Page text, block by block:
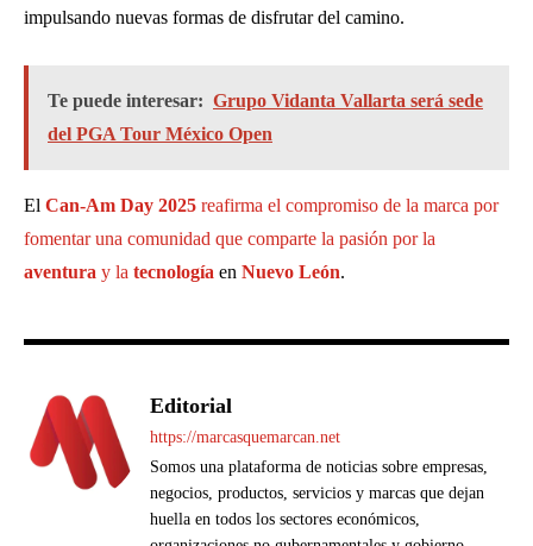
impulsando nuevas formas de disfrutar del camino.
Te puede interesar: Grupo Vidanta Vallarta será sede
del PGA Tour México Open
El Can-Am Day 2025 reafirma el compromiso de la marca por
fomentar una comunidad que comparte la pasión por la
aventura y la tecnología en Nuevo León.
Editorial
https://marcasquemarcan.net
Somos una plataforma de noticias sobre empresas,
negocios, productos, servicios y marcas que dejan
huella en todos los sectores económicos,